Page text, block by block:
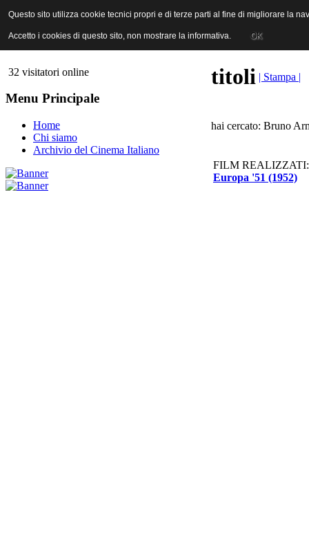
ANICA | Associazione Nazionale Industrie Cinematografiche
32 visitatori online
Menu Principale
Home
Chi siamo
Archivio del Cinema Italiano
titoli | Stampa |
hai cercato: Bruno
FILM REALIZZATI:
Europa '51 (1952)
Questo sito utilizza cookie tecnici propri e di terze parti al fine di migliorare la
Accetto i cookies di questo sito, non mostrare la informativa. OK
Questo sito utilizza cookie tecnici propri e di terze parti al fine di migliorare la
Accetto i cookies di questo sito, non mostrare la informativa. OK